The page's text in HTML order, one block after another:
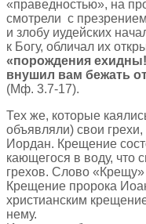
«праведностью», на
смотрели с
и злобу иудейских
к Богу, обличал их
«порождения
внушил вам бежать
(Мф. 3.7-17).
Тех же, которые
объявляли) свои
Иордан. Крещение
кающегося в воду, что
грехов. Слово «Крещу»
Крещение пророка
христианским
нему.